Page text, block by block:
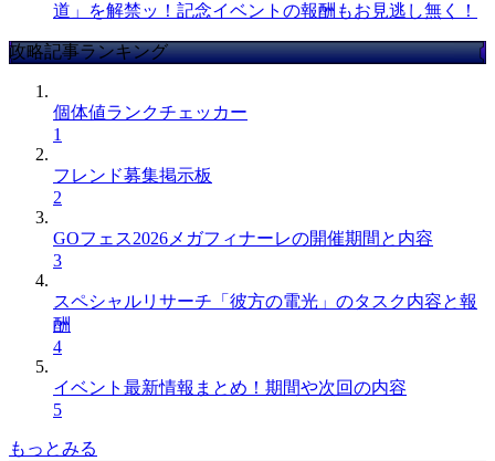
道」を解禁ッ！記念イベントの報酬もお見逃し無く！
攻略記事ランキング
個体値ランクチェッカー
1
フレンド募集掲示板
2
GOフェス2026メガフィナーレの開催期間と内容
3
スペシャルリサーチ「彼方の電光」のタスク内容と報
酬
4
イベント最新情報まとめ！期間や次回の内容
5
もっとみる